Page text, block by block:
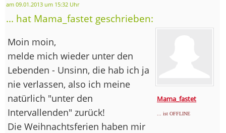
am 09.01.2013 um 15:32 Uhr
... hat Mama_fastet geschrieben:
Mama_fastet
... ist OFFLINE
Moin moin,
melde mich wieder unter den
Lebenden - Unsinn, die hab ich ja
nie verlassen, also ich meine
natürlich "unter den
Intervallenden" zurück!
Die Weihnachtsferien haben mir